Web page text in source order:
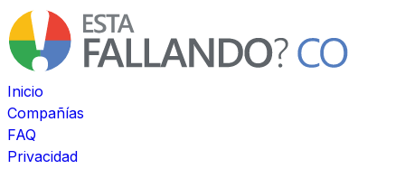
Inicio
Compañías
FAQ
Privacidad